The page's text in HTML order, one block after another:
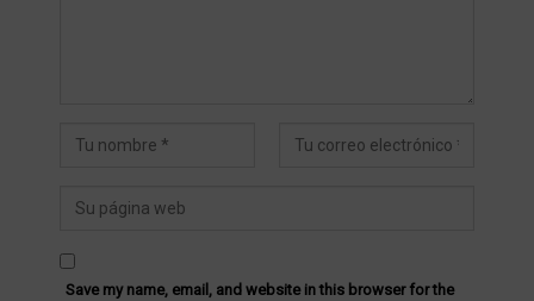
Save my name, email, and website in this browser for the